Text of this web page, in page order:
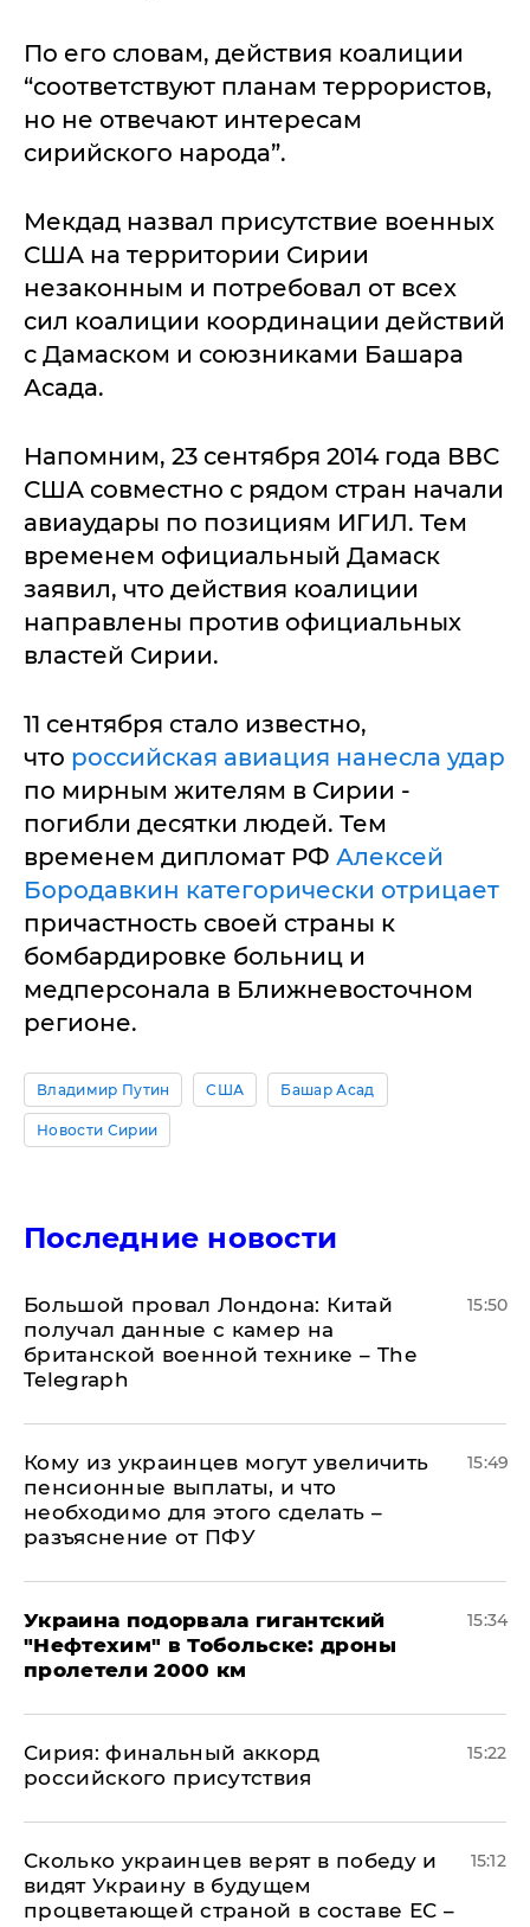
По его словам, действия коалиции
“соответствуют планам террористов,
но не отвечают интересам
сирийского народа”.
Мекдад назвал присутствие военных
США на территории Сирии
незаконным и потребовал от всех
сил коалиции координации действий
с Дамаском и союзниками Башара
Асада.
Напомним, 23 сентября 2014 года ВВС
США совместно с рядом стран начали
авиаудары по позициям ИГИЛ. Тем
временем официальный Дамаск
заявил, что действия коалиции
направлены против официальных
властей Сирии.
11 сентября стало известно,
что российская авиация нанесла удар
по мирным жителям в Сирии -
погибли десятки людей. Тем
временем дипломат РФ Алексей
Бородавкин категорически отрицает
причастность своей страны к
бомбардировке больниц и
медперсонала в Ближневосточном
регионе.
Владимир Путин США Башар Асад
Новости Сирии
Последние новости
Большой провал Лондона: Китай
получал данные с камер на
британской военной технике – The
Telegraph
15:50
Кому из украинцев могут увеличить
пенсионные выплаты, и что
необходимо для этого сделать –
разъяснение от ПФУ
15:49
Украина подорвала гигантский
"Нефтехим" в Тобольске: дроны
пролетели 2000 км
15:34
​Сирия: финальный аккорд
российского присутствия
15:22
Сколько украинцев верят в победу и
видят Украину в будущем
процветающей страной в составе ЕС –
15:12